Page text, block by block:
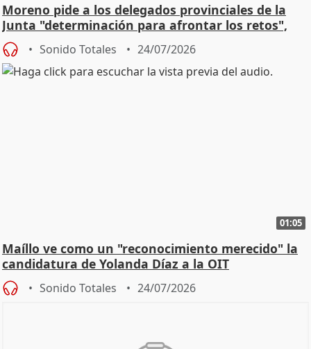
Moreno pide a los delegados provinciales de la
Junta "determinación para afrontar los retos",
diálog
Sonido Totales 24/07/2026
01:05
Maíllo ve como un "reconocimiento merecido" la
candidatura de Yolanda Díaz a la OIT
Sonido Totales 24/07/2026